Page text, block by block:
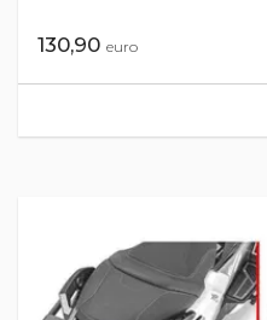
130,90 euro